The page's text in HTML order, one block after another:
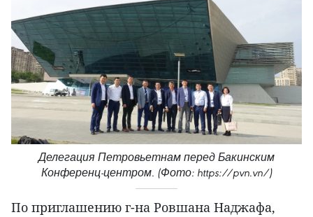
Делегация Петровьетнам перед Бакинским
Конференц-центром. (Фото: https://pvn.vn/)
По приглашению г-на Ровшана Наджафа,